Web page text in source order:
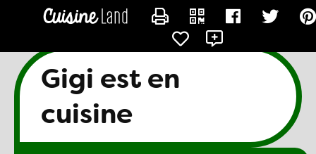
Gigi est en
cuisine
CONTACTER GIGI61